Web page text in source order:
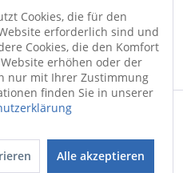
Cookies, die für den
erforderlich sind und
Cookies, die den Komfort
erhöhen oder der
nur mit Ihrer Zustimmung
finden Sie in unserer
Alle akzeptieren